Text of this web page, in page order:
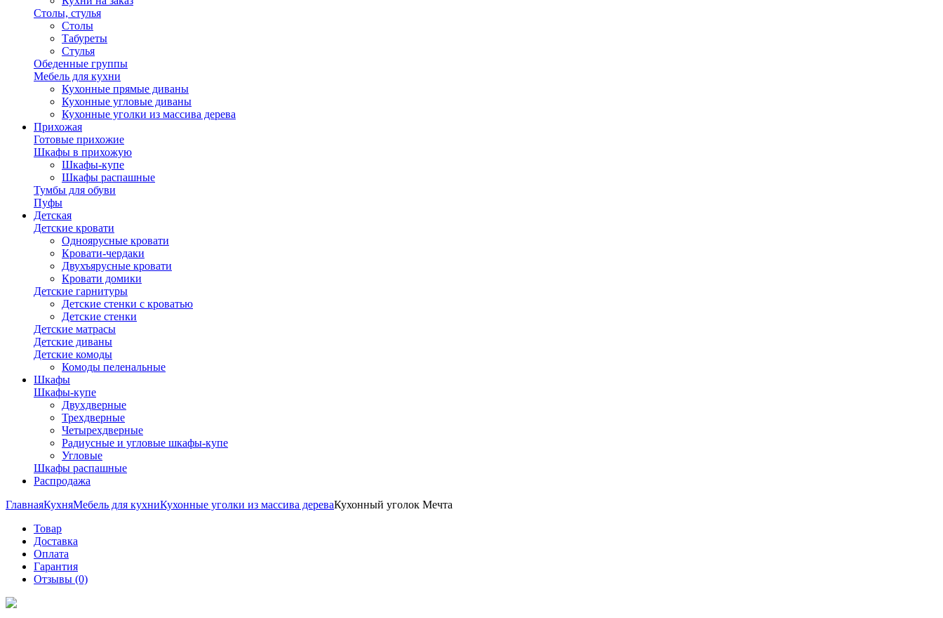
Столы, стулья
Столы
Табуреты
Стулья
Обеденные группы
Мебель для кухни
Кухонные прямые диваны
Кухонные угловые диваны
Кухонные уголки из массива дерева
Прихожая
Готовые прихожие
Шкафы в прихожую
Шкафы-купе
Шкафы распашные
Тумбы для обуви
Пуфы
Детская
Детские кровати
Одноярусные кровати
Кровати-чердаки
Двухъярусные кровати
Кровати домики
Детские гарнитуры
Детские стенки с кроватью
Детские стенки
Детские матрасы
Детские диваны
Детские комоды
Комоды пеленальные
Шкафы
Шкафы-купе
Двухдверные
Трехдверные
Четырехдверные
Радиусные и угловые шкафы-купе
Угловые
Шкафы распашные
Распродажа
ГлавнаяКухняМебель для кухниКухонные уголки из массива дереваКухонный уголок Мечта
Товар
Доставка
Оплата
Гарантия
Отзывы (0)